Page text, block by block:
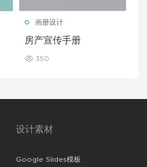
画册设计
房产宣传手册
350
设计素材
Google Slides模板